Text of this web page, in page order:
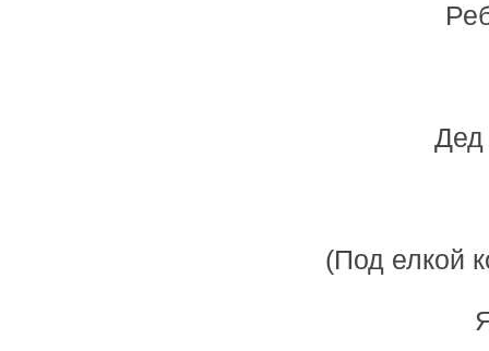
Дед
(Под елкой